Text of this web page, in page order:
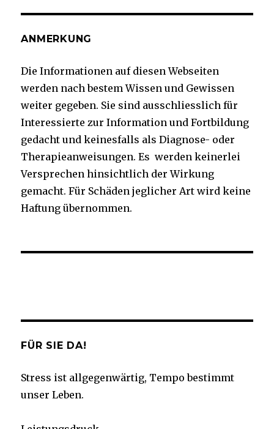
ANMERKUNG
Die Informationen auf diesen Webseiten
werden nach bestem Wissen und Gewissen
weiter gegeben. Sie sind ausschliesslich für
Interessierte zur Information und Fortbildung
gedacht und keinesfalls als Diagnose- oder
Therapieanweisungen. Es werden keinerlei
Versprechen hinsichtlich der Wirkung
gemacht. Für Schäden jeglicher Art wird keine
Haftung übernommen.
FÜR SIE DA!
Stress ist allgegenwärtig, Tempo bestimmt
unser Leben.